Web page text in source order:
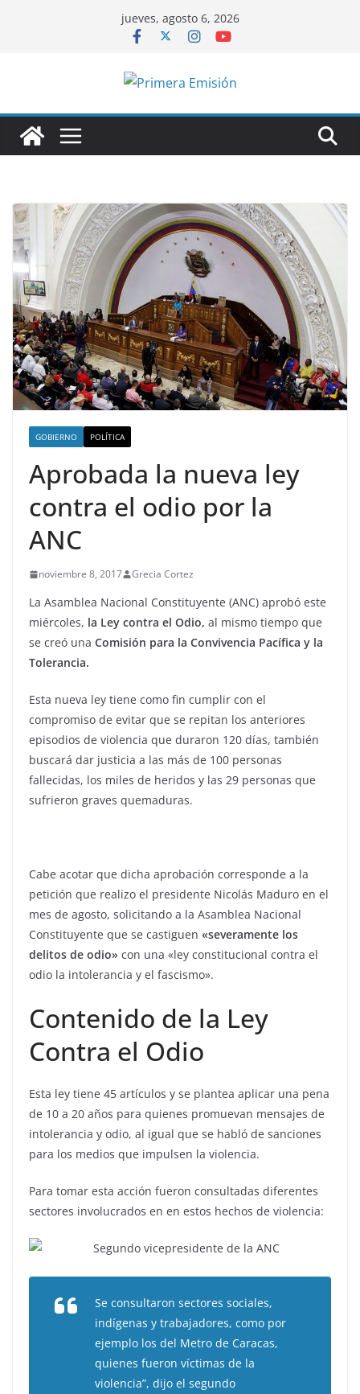
jueves, agosto 6, 2026
GOBIERNO POLÍTICA
Aprobada la nueva ley
contra el odio por la
ANC
noviembre 8, 2017 Grecia Cortez
La Asamblea Nacional Constituyente (ANC) aprobó este
miércoles, la Ley contra el Odio, al mismo tiempo que
se creó una Comisión para la Convivencia Pacífica y la
Tolerancia.
Esta nueva ley tiene como fin cumplir con el
compromiso de evitar que se repitan los anteriores
episodios de violencia que duraron 120 días, también
buscará dar justicia a las más de 100 personas
fallecidas, los miles de heridos y las 29 personas que
sufrieron graves quemaduras.
Cabe acotar que dicha aprobación corresponde a la
petición que realizo el presidente Nicolás Maduro en el
mes de agosto, solicitando a la Asamblea Nacional
Constituyente que se castiguen «severamente los
delitos de odio» con una «ley constitucional contra el
odio la intolerancia y el fascismo».
Contenido de la Ley
Contra el Odio
Esta ley tiene 45 artículos y se plantea aplicar una pena
de 10 a 20 años para quienes promuevan mensajes de
intolerancia y odio, al igual que se habló de sanciones
para los medios que impulsen la violencia.
Para tomar esta acción fueron consultadas diferentes
sectores involucrados en en estos hechos de violencia:
Se consultaron sectores sociales,
indígenas y trabajadores, como por
ejemplo los del Metro de Caracas,
quienes fueron víctimas de la
violencia”, dijo el segundo